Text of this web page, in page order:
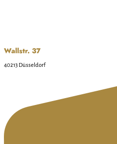
Wallstr. 37
40213 Düsseldorf